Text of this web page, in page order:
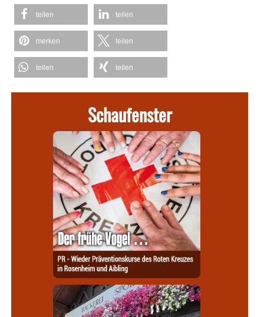
teilen teilen
merken teilen
teilen teilen
Schaufenster